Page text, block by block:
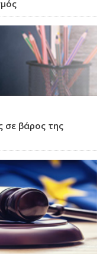
σε βάρος της